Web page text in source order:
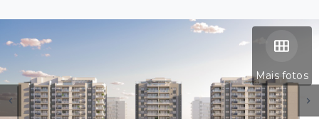
Mais fotos